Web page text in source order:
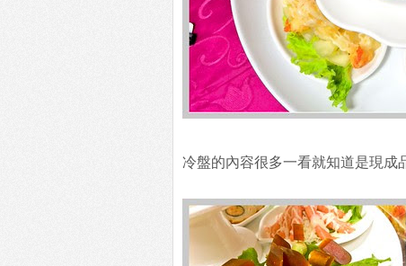
冷盤的內容很多一看就知道是現成